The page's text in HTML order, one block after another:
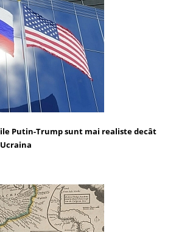
Putin-Trump sunt mai realiste decât